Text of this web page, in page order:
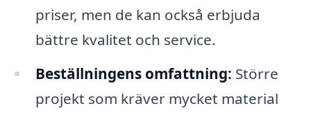
priser, men de kan också erbjuda
bättre kvalitet och service.
Beställningens omfattning: Större
projekt som kräver mycket material